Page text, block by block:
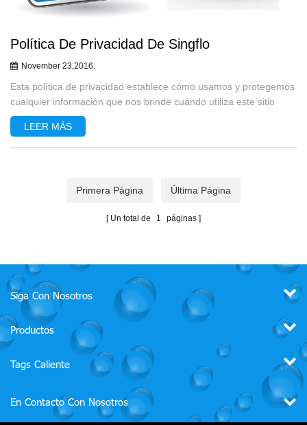
Política De Privacidad De Singflo
November 23,2016.
Esta política de privacidad establece cómo usamos y protegemos
cualquier información que nos brinde cuando utiliza este sitio
web. Nos comprometemos a garantizar que su privacidad esté
protegida. En c...
LEER MÁS
Primera Página Última Página
Un total de 1 páginas
Siga Con Nosotros
Productos
Tags Caliente
En Contacto Con Nosotros